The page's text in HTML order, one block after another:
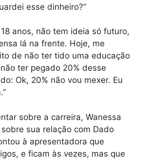
esse dinheiro?”
anos, não tem ideia só futuro,
lá na frente. Hoje, me
de não ter tido uma educação
ter pegado 20% desse
Ok, 20% não vou mexer. Eu
sobre a carreira, Wanessa
sua relação com Dado
à apresentadora que
e ficam às vezes, mas que